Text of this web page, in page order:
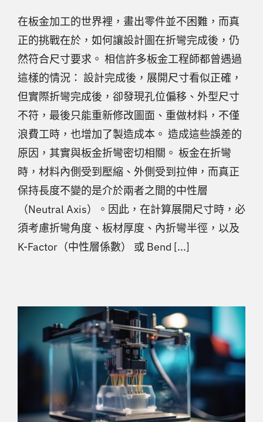
在板金加工的世界裡，畫出零件並不困難，而真
正的挑戰在於，如何讓設計圖在折彎完成後，仍
然符合尺寸要求。 相信許多板金工程師都曾遇過
這樣的情況： 設計完成後，展開尺寸看似正確，
但實際折彎完成後，卻發現孔位偏移、外型尺寸
不符，最後只能重新修改圖面、重做材料，不僅
浪費工時，也增加了製造成本。 造成這些誤差的
原因，其實與板金折彎密切相關。 板金在折彎
時，材料內側受到壓縮、外側受到拉伸，而真正
保持長度不變的是介於兩者之間的中性層
（Neutral Axis）。因此，在計算展開尺寸時，必
須考慮折彎角度、板材厚度、內折彎半徑，以及
K-Factor（中性層係數） 或 Bend [...]